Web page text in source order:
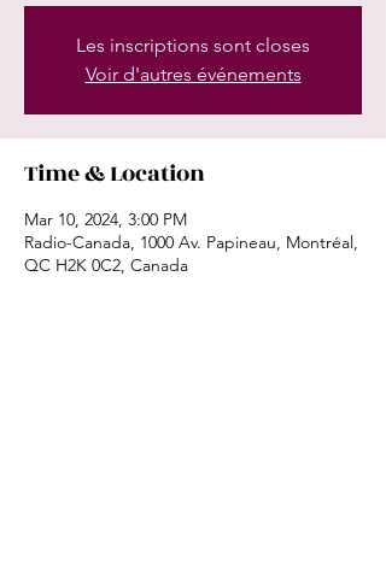
Les inscriptions sont closes
Voir d'autres événements
Time & Location
Mar 10, 2024, 3:00 PM
Radio-Canada, 1000 Av. Papineau, Montréal,
QC H2K 0C2, Canada